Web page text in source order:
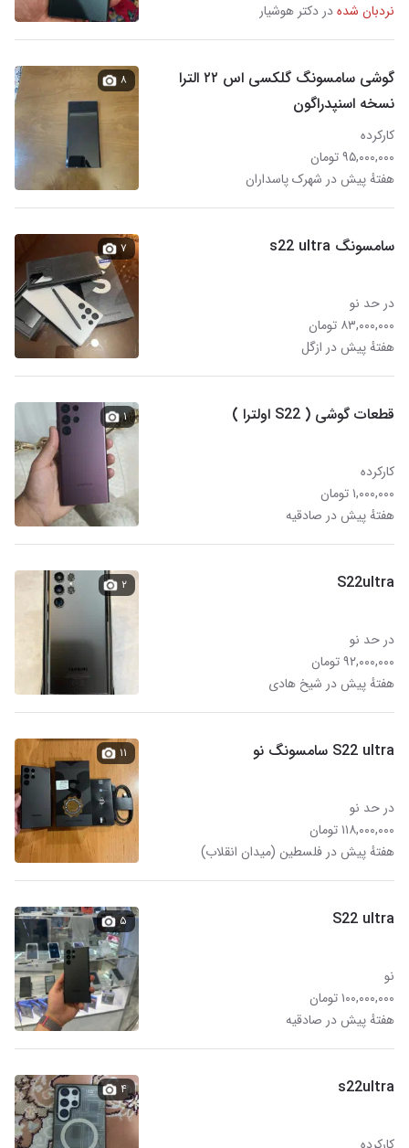
نردبان شدهدر دکتر هوشیار
گوشی سامسونگ گلکسی اس ۲۲ الترا
نسخه اسنپدراگون
کارکرده
۹۵,۰۰۰,۰۰۰ تومان
هفتهٔ پیش در شهرک پاسداران
۸
سامسونگ s22 ultra
در حد نو
۸۳,۰۰۰,۰۰۰ تومان
هفتهٔ پیش در ازگل
۷
قطعات گوشی ( S22 اولترا )
کارکرده
۱,۰۰۰,۰۰۰ تومان
هفتهٔ پیش در صادقیه
۱
S22ultra
در حد نو
۹۲,۰۰۰,۰۰۰ تومان
هفتهٔ پیش در شیخ هادی
۲
S22 ultra سامسونگ نو
در حد نو
۱۱۸,۰۰۰,۰۰۰ تومان
هفتهٔ پیش در فلسطین (میدان انقلاب)
۱۱
S22 ultra
نو
۱۰۰,۰۰۰,۰۰۰ تومان
هفتهٔ پیش در صادقیه
۵
s22ultra ۴